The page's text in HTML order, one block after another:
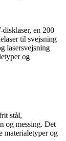
en 200
til svejsning
lasersvejsning
og
stål,
og messing. Det
materialetyper og